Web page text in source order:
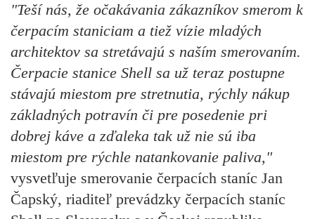
"Teší nás, že očakávania zákazníkov smerom k
čerpacím staniciam a tiež vízie mladých
architektov sa stretávajú s naším smerovaním.
Čerpacie stanice Shell sa už teraz postupne
stávajú miestom pre stretnutia, rýchly nákup
základných potravín či pre posedenie pri
dobrej káve a zďaleka tak už nie sú iba
miestom pre rýchle natankovanie paliva,"
vysvetľuje smerovanie čerpacích staníc Jan
Čapský, riaditeľ prevádzky čerpacích staníc